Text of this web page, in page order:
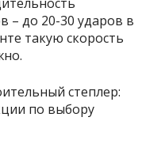
– до 20-30 ударов в
такую скорость